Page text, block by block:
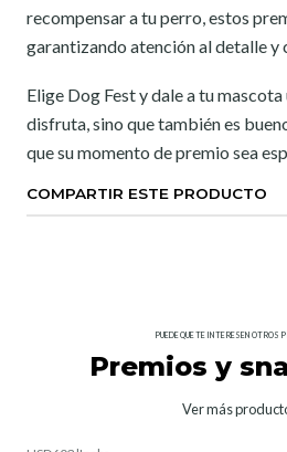
recompensar a tu perro, estos
garantizando atención al detalle y
Elige Dog Fest y dale a tu
disfruta, sino que también es
que su momento de premio sea
COMPARTIR ESTE PRODUCTO
PUEDE QUE TE INTERESEN OTROS
Premios y
Ver más